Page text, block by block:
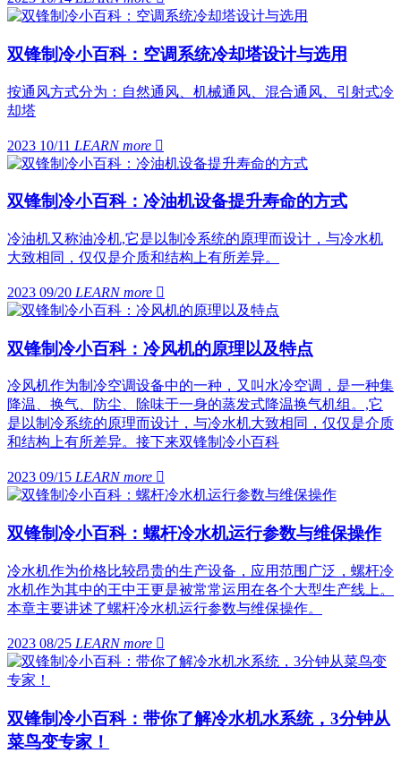
双锋制冷小百科：空调系统冷却塔设计与选用
按通风方式分为：自然通风、机械通风、混合通风、引射式冷
却塔
2023 10/11 LEARN more 
双锋制冷小百科：冷油机设备提升寿命的方式
冷油机又称油冷机,它是以制冷系统的原理而设计，与冷水机
大致相同，仅仅是介质和结构上有所差异。
2023 09/20 LEARN more 
双锋制冷小百科：冷风机的原理以及特点
冷风机作为制冷空调设备中的一种，又叫水冷空调，是一种集
降温、换气、防尘、除味于一身的蒸发式降温换气机组。,它
是以制冷系统的原理而设计，与冷水机大致相同，仅仅是介质
和结构上有所差异。接下来双锋制冷小百科
2023 09/15 LEARN more 
双锋制冷小百科：螺杆冷水机运行参数与维保操作
冷水机作为价格比较昂贵的生产设备，应用范围广泛，螺杆冷
水机作为其中的王中王更是被常常运用在各个大型生产线上。
本章主要讲述了螺杆冷水机运行参数与维保操作。
2023 08/25 LEARN more 
双锋制冷小百科：带你了解冷水机水系统，3分钟从
菜鸟变专家！